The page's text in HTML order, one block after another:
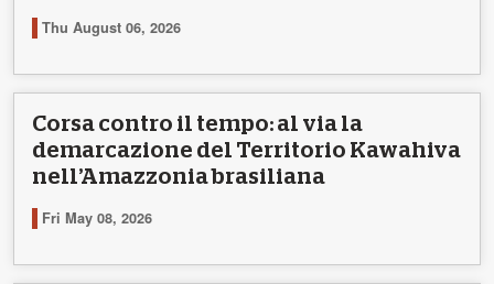
Thu August 06, 2026
Corsa contro il tempo: al via la
demarcazione del Territorio Kawahiva
nell’Amazzonia brasiliana
Fri May 08, 2026